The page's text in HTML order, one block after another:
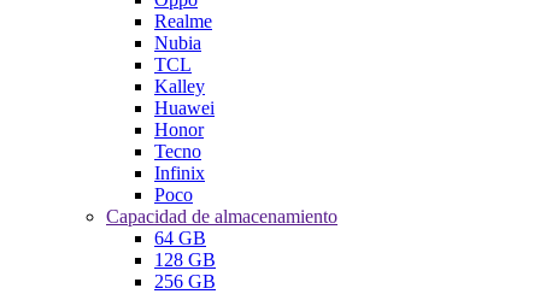
Realme
Nubia
TCL
Kalley
Huawei
Honor
Tecno
Infinix
Poco
Capacidad de almacenamiento
64 GB
128 GB
256 GB